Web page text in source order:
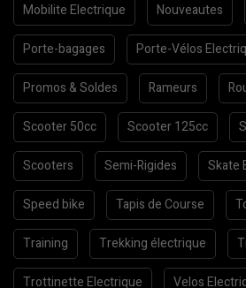
Mobilite Electrique Nouveautes
Porte-bagages Porte-Vélos
Promos & Soldes Rameurs
Scooter 50cc Scooter 125cc
Scooters Semi-Rigides Skate
Speed bike Tapis de Course
Training Trekking électrique
Trottinette Electrique Velos